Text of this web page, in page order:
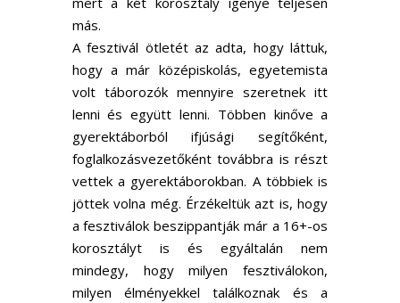
más.
A fesztivál ötletét az adta, hogy láttuk,
hogy a már középiskolás, egyetemista
volt táborozók mennyire szeretnek itt
lenni és együtt lenni. Többen kinőve a
gyerektáborból ifjúsági segítőként,
foglalkozásvezetőként továbbra is részt
vettek a gyerektáborokban. A többiek is
jöttek volna még. Érzékeltük azt is, hogy
a fesztiválok beszippantják már a 16+-os
korosztályt is és egyáltalán nem
mindegy, hogy milyen fesztiválokon,
milyen élményekkel találkoznak és a